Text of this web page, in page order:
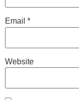
Email *
Website